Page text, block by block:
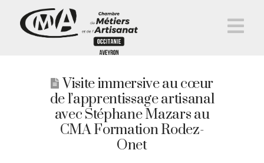
Visite immersive au cœur
de l’apprentissage artisanal
avec Stéphane Mazars au
CMA Formation Rodez-
Onet